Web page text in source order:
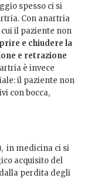
spesso ci si
Con anartria
il paziente non
e chiudere la
e retrazione
è invece
il paziente non
con bocca,
in medicina ci si
acquisito del
perdita degli